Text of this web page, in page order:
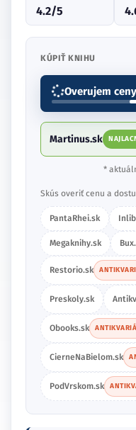
4.2/5
KÚPIŤ KNIHU
Overujem
Martinus.sk
*
Skús overiť cenu a
PantaRhei.sk
Megaknihy.sk
Restorio.sk
Preskoly.sk
Obooks.sk
CierneNaBielom.sk
PodVrskom.sk